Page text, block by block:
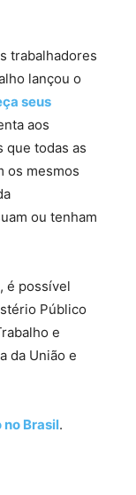
trabalhadores
lançou o
seus
aos
que todas as
os mesmos
ou tenham
é possível
Público
e
da União e
Brasil.